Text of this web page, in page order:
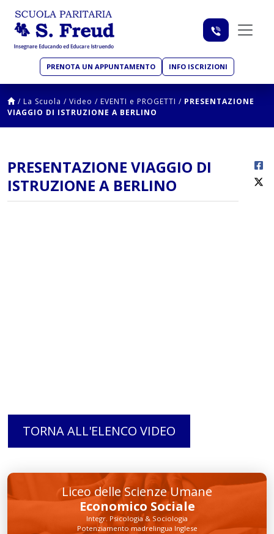
PRENOTA UN APPUNTAMENTO INFO ISCRIZIONI
/ La Scuola / Video / EVENTI e PROGETTI / PRESENTAZIONE
VIAGGIO DI ISTRUZIONE A BERLINO
PRESENTAZIONE VIAGGIO DI
ISTRUZIONE A BERLINO
TORNA ALL'ELENCO VIDEO
Liceo delle Scienze Umane
Economico Sociale
Integr. Psicologia & Sociologia
Potenziamento madrelingua Inglese